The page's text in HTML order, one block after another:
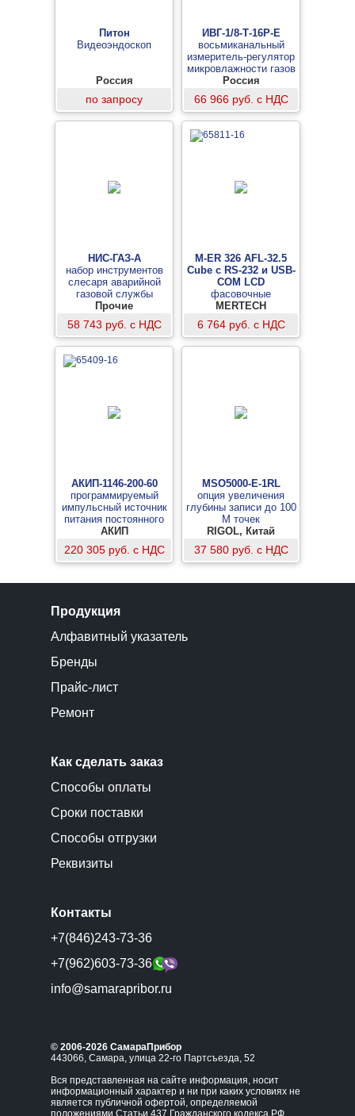
Питон
Видеоэндоскоп
Россия
по запросу
ИВГ-1/8-Т-16P-E
восьмиканальный
измеритель-регулятор
микровлажности газов
(измерительный блок,
16 реле)
Россия
66 966 руб. с НДС
НИС-ГАЗ-А
набор инструментов
слесаря аварийной
газовой службы
Прочие
58 743 руб. с НДС
M-ER 326 AFL-32.5
Cube c RS-232 и USB-
COM LCD
фасовочные
настольные весы
MERTECH
6 764 руб. с НДС
АКИП-1146-200-60
программируемый
импульсный источник
питания постоянного
тока
АКИП
220 305 руб. с НДС
MSO5000-E-1RL
опция увеличения
глубины записи до 100
М точек
RIGOL, Китай
37 580 руб. с НДС
Продукция
Алфавитный указатель
Бренды
Прайс-лист
Ремонт
Как сделать заказ
Способы оплаты
Сроки поставки
Способы отгрузки
Реквизиты
Контакты
+7(846)243-73-36
+7(962)603-73-36
info@samarapribor.ru
© 2006-2026 СамараПрибор
443066, Самара, улица 22-го Партсъезда, 52
Вся представленная на сайте информация, носит
информационный характер и ни при каких условиях не
является публичной офертой, определяемой
положениями Статьи 437 Гражданского кодекса РФ.